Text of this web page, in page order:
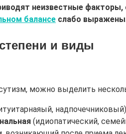
неизвестные
балансе слабо
и виды
можно выделить
(идиопатический,